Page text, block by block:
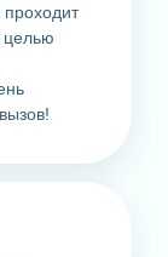
проходит
целью